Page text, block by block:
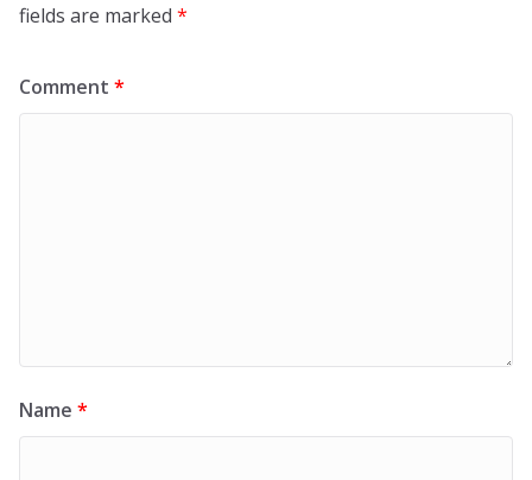
fields are marked *
Comment *
Name *